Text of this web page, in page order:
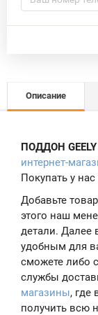
Описание
ПОДДОН GEELY
интернет-
Покупать у
Добавьте
этого наш
детали. Далее
удобным для
сможете либо
службы
магазины, где
получить всю